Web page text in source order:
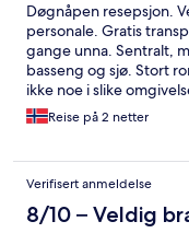
Døgnåpen resepsjon.
personale. Gratis
gange unna. Sentralt,
basseng og sjø. Stort
ikke noe i slike
flaske ouzo.
Reise på 2 netter
Verifisert anmeldelse
8/10 – Veldig